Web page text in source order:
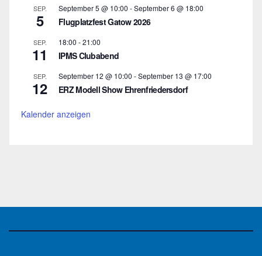
SEP.
5
September 5 @ 10:00 -September 6 @ 18:00
Flugplatzfest Gatow 2026
SEP.
11
18:00 -21:00
IPMS Clubabend
SEP.
12
September 12 @ 10:00 -September 13 @ 17:00
ERZ Modell Show Ehrenfriedersdorf
Kalender anzeigen